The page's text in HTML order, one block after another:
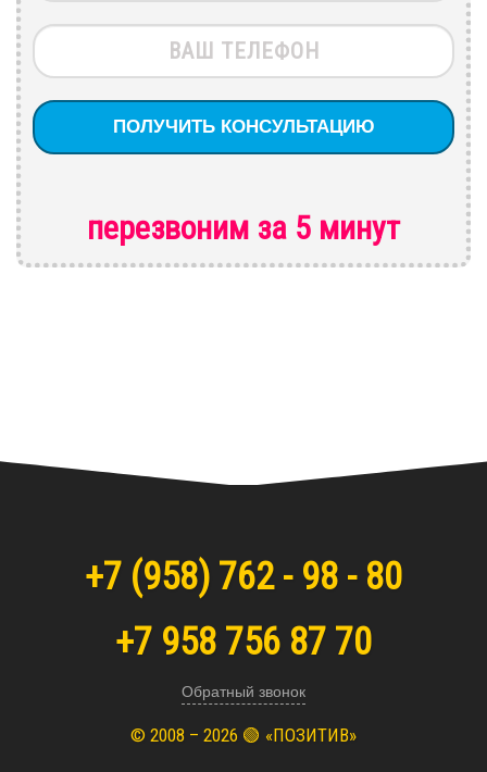
перезвоним за 5 минут
+7 (958) 762 - 98 - 80
+7 958 756 87 70
Обратный звонок
© 2008 – 2026 🟢 «ПОЗИТИВ»